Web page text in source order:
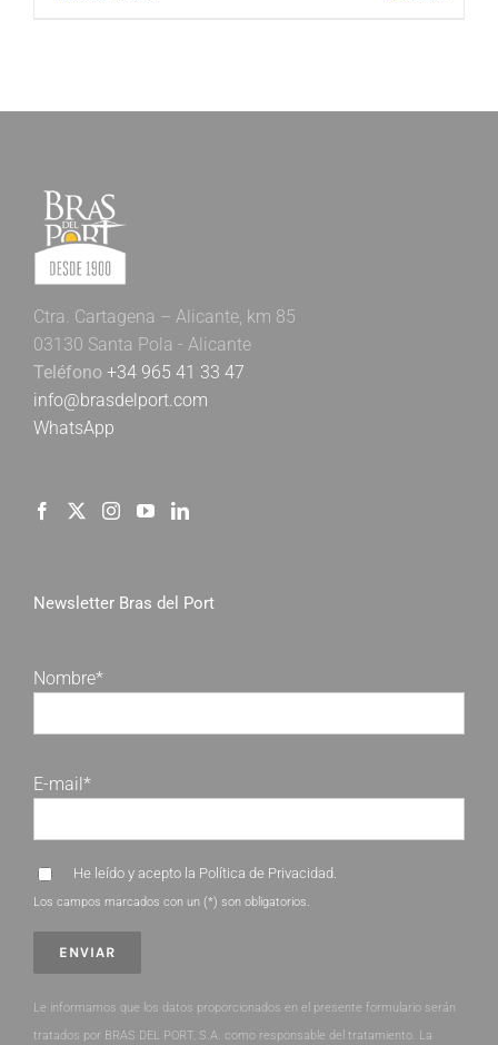
Ctra. Cartagena – Alicante, km 85
03130 Santa Pola - Alicante
Teléfono +34 965 41 33 47
info@brasdelport.com
WhatsApp
Newsletter Bras del Port
Nombre*
E-mail*
He leído y acepto la Política de Privacidad.
Los campos marcados con un (*) son obligatorios.
Le informamos que los datos proporcionados en el presente formulario serán
tratados por BRAS DEL PORT, S.A. como responsable del tratamiento. La